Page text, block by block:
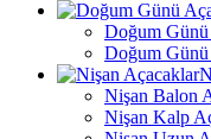
Doğum
Doğum
Nişan Balon
Nişan Kalp